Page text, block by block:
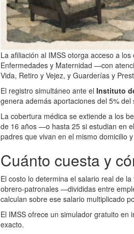
La afiliación al IMSS otorga acceso a
Enfermedades y Maternidad —con
Vida, Retiro y Vejez, y Guarderías y
El registro simultáneo ante el Instituto
genera además aportaciones del 5%
La cobertura médica se extiende a los
de 16 años —o hasta 25 si estudian en
padres que vivan en el mismo domicilio
Cuánto cuesta y
El costo lo determina el salario real de
obrero-patronales —divididas entre
calculan sobre ese salario multiplicado
El IMSS ofrece un simulador gratuito
exacto.